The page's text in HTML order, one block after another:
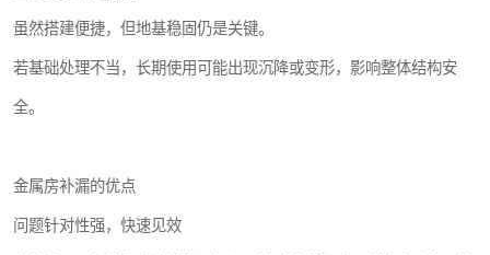
虽然搭建便捷，但地基稳固仍是关键。
若基础处理不当，长期使用可能出现沉降或变形，影响整体结构安
全。
金属房补漏的优点
问题针对性强，快速见效